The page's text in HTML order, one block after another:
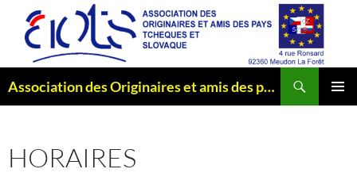
contenu
Association des Originaires et amis des pays Tchèques et Slovaque
HORAIRES